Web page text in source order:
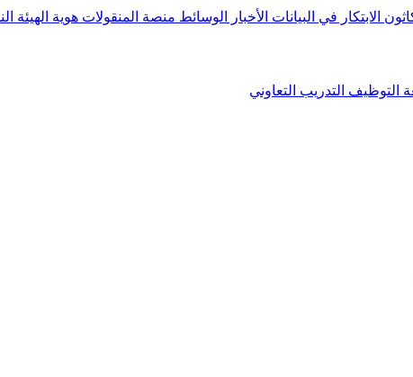
الابتكار في البيانات الأخبار الوسائط منصة المنقولات هوية الهيئة
التوظيف التدريب التعاوني